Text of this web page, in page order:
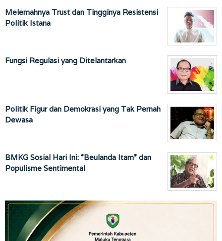
Melemahnya Trust dan Tingginya Resistensi
Politik Istana
Fungsi Regulasi yang Ditelantarkan
Politik Figur dan Demokrasi yang Tak Pernah
Dewasa
BMKG Sosial Hari Ini: “Beulanda Itam” dan
Populisme Sentimental